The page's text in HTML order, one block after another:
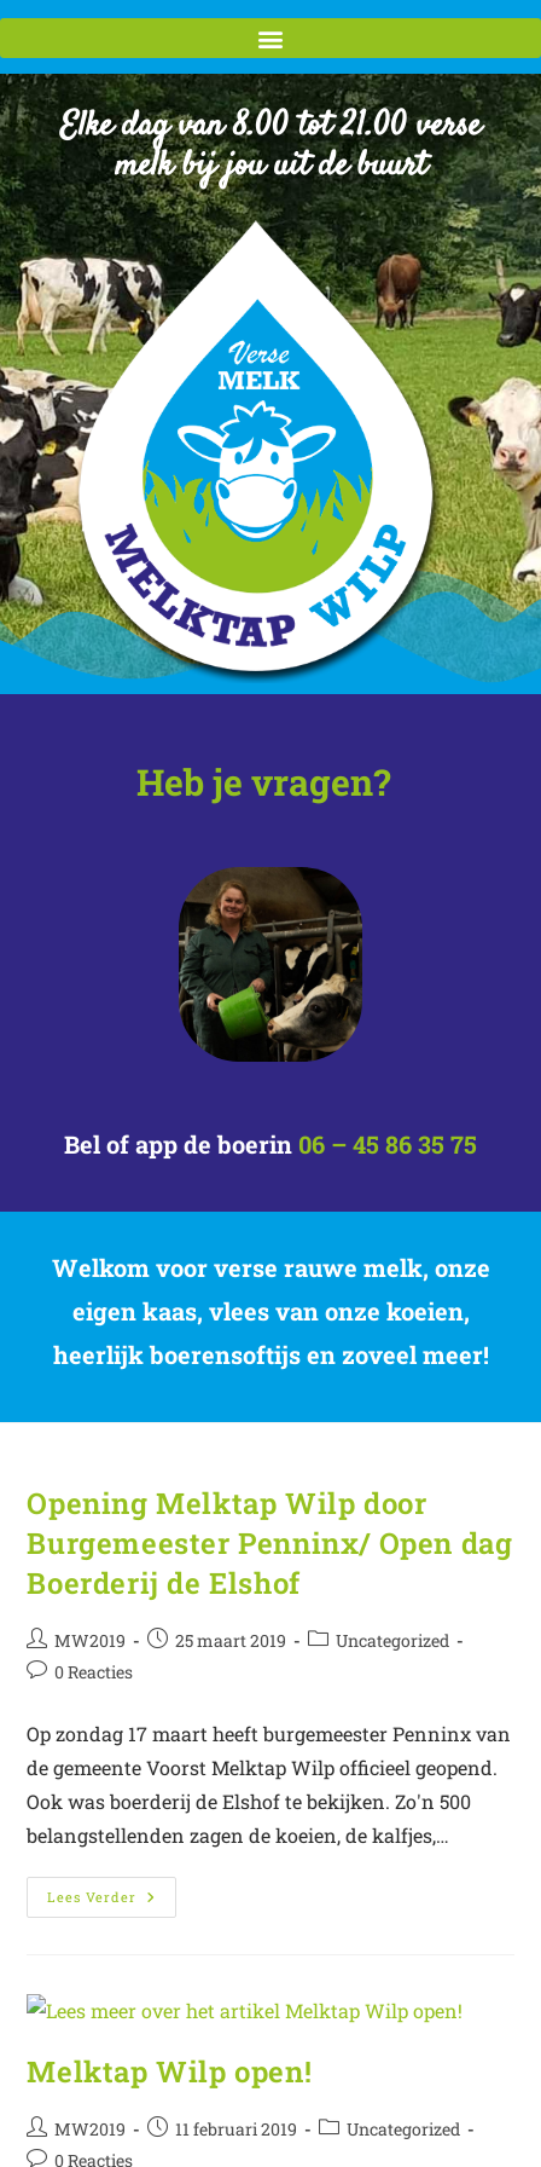
Elke dag van 8.00 tot 21.00 verse
melk bij jou uit de buurt
Heb je vragen?
Bel of app de boerin 06 – 45 86 35 75
Welkom voor verse rauwe melk, onze
eigen kaas, vlees van onze koeien,
heerlijk boerensoftijs en zoveel meer!
Opening Melktap Wilp door
Burgemeester Penninx/ Open dag
Boerderij de Elshof
MW2019 25 maart 2019
Uncategorized
0 Reacties
Op zondag 17 maart heeft burgemeester Penninx van
de gemeente Voorst Melktap Wilp officieel geopend.
Ook was boerderij de Elshof te bekijken. Zo'n 500
belangstellenden zagen de koeien, de kalfjes,…
Lees Verder
Melktap Wilp open!
MW2019 11 februari 2019
Uncategorized
0 Reacties